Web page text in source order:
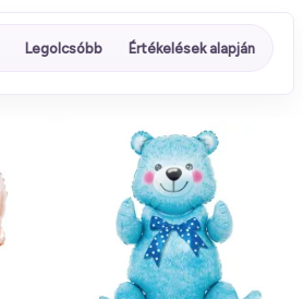
Legolcsóbb Értékelések alapján